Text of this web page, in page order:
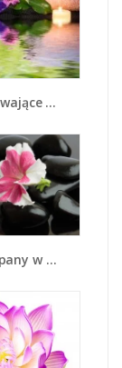
- K648
- K521